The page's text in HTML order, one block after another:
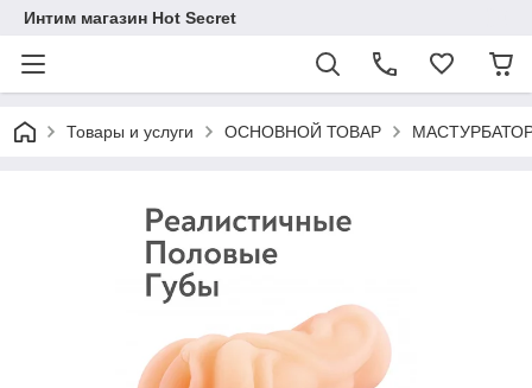
Интим магазин Hot Secret
Товары и услуги ОСНОВНОЙ ТОВАР